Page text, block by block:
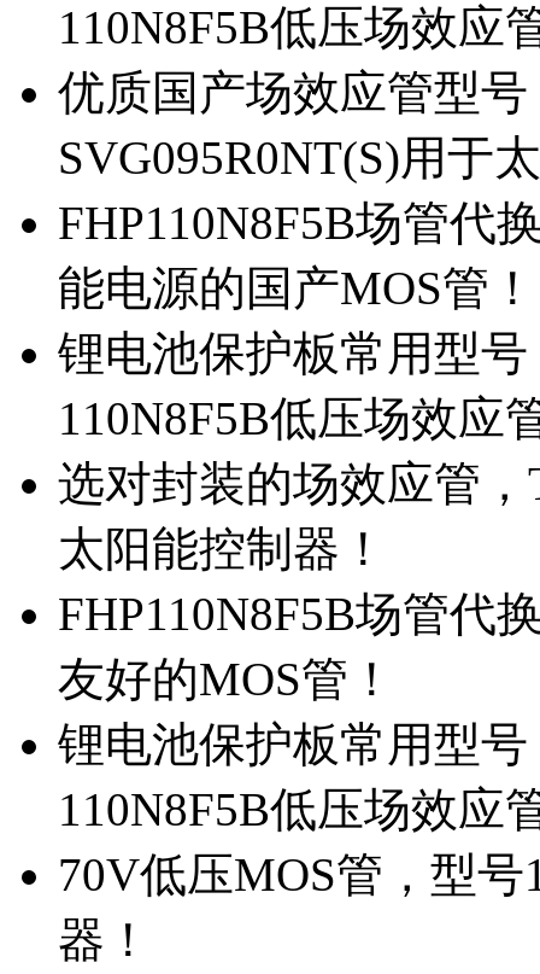
110N8F5B低压场效应
优质国产场效应管型
SVG095R0NT(S)用于
FHP110N8F5B场管代
能电源的国产MOS管！
锂电池保护板常用型
110N8F5B低压场效应
选对封装的场效应管
太阳能控制器！
FHP110N8F5B场管代
友好的MOS管！
锂电池保护板常用型
110N8F5B低压场效应
70V低压MOS管，型
器！